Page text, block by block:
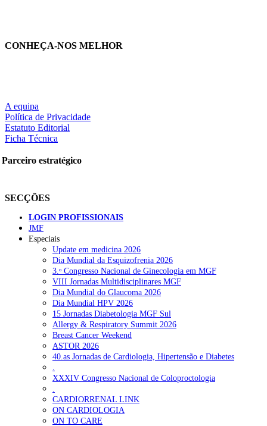
CONHEÇA-NOS MELHOR
A equipa
Política de Privacidade
Estatuto Editorial
Ficha Técnica
Parceiro estratégico
SECÇÕES
LOGIN PROFISSIONAIS
JMF
Especiais
Update em medicina 2026
Dia Mundial da Esquizofrenia 2026
3.ᵒ Congresso Nacional de Ginecologia em MGF
VIII Jornadas Multidisciplinares MGF
Dia Mundial do Glaucoma 2026
Dia Mundial HPV 2026
15 Jornadas Diabetologia MGF Sul
Allergy & Respiratory Summit 2026
Breast Cancer Weekend
ASTOR 2026
40.as Jornadas de Cardiologia, Hipertensão e Diabetes
XXXIV Congresso Nacional de Coloproctologia
CARDIORRENAL LINK
ON CARDIOLOGIA
ON TO CARE